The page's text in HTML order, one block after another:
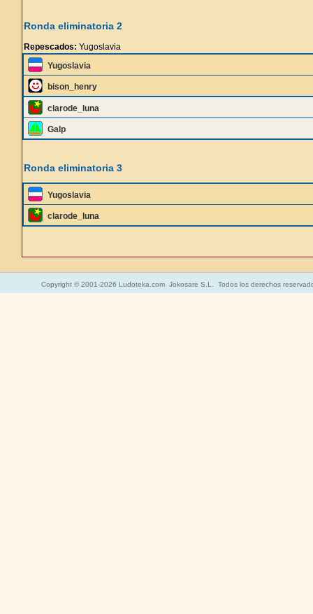
Ronda eliminatoria 2
Repescados: Yugoslavia
Yugoslavia
bison_henry
clarode_luna
Galp
Ronda eliminatoria 3
Yugoslavia
clarode_luna
Copyright © 2001-2026 Ludoteka.com Jokosare S.L. Todos los derechos